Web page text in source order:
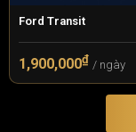
Ford Transit
1,900,000₫ / ngày